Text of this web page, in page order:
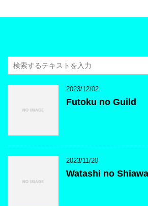
2023/12/02
Futoku no Guild
2023/11/20
Watashi no